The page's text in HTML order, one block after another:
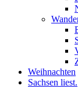
Weihnachten
Sachsen liest.